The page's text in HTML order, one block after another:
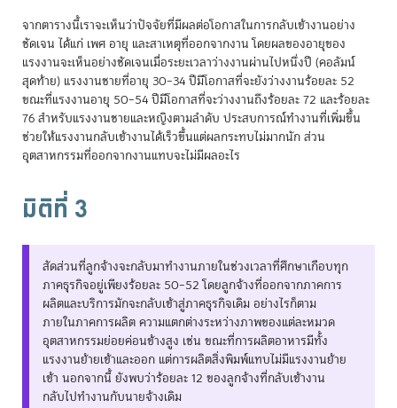
จากตารางนี้เราจะเห็นว่าปัจจัยที่มีผลต่อโอกาสในการกลับเข้างานอย่าง
ชัดเจน ได้แก่ เพศ อายุ และสาเหตุที่ออกจากงาน โดยผลของอายุของ
แรงงานจะเห็นอย่างชัดเจนเมื่อระยะเวลาว่างงานผ่านไปหนึ่งปี (คอลัมน์
สุดท้าย) แรงงานชายที่อายุ 30–34 ปีมีโอกาสที่จะยังว่างงานร้อยละ 52
ขณะที่แรงงานอายุ 50–54 ปีมีโอกาสที่จะว่างงานถึงร้อยละ 72 และร้อยละ
76 สำหรับแรงงานชายและหญิงตามลำดับ ประสบการณ์ทำงานที่เพิ่มขึ้น
ช่วยให้แรงงานกลับเข้างานได้เร็วขึ้นแต่ผลกระทบไม่มากนัก ส่วน
อุตสาหกรรมที่ออกจากงานแทบจะไม่มีผลอะไร
มิติที่ 3
สัดส่วนที่ลูกจ้างจะกลับมาทำงานภายในช่วงเวลาที่ศึกษาเกือบทุก
ภาคธุรกิจอยู่เพียงร้อยละ 50–52 โดยลูกจ้างที่ออกจากภาคการ
ผลิตและบริการมักจะกลับเข้าสู่ภาคธุรกิจเดิม อย่างไรก็ตาม
ภายในภาคการผลิต ความแตกต่างระหว่างภาพของแต่ละหมวด
อุตสาหกรรมย่อยค่อนข้างสูง เช่น ขณะที่การผลิตอาหารมีทั้ง
แรงงานย้ายเข้าและออก แต่การผลิตสิ่งพิมพ์แทบไม่มีแรงงานย้าย
เข้า นอกจากนี้ ยังพบว่าร้อยละ 12 ของลูกจ้างที่กลับเข้างาน
กลับไปทำงานกับนายจ้างเดิม